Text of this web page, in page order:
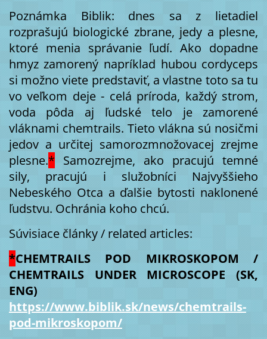
Poznámka Biblik: dnes sa z lietadiel
rozprašujú biologické zbrane, jedy a plesne,
ktoré menia správanie ľudí. Ako dopadne
hmyz zamorený napríklad hubou cordyceps
si možno viete predstaviť, a vlastne toto sa tu
vo veľkom deje - celá príroda, každý strom,
voda pôda aj ľudské telo je zamorené
vláknami chemtrails. Tieto vlákna sú nosičmi
jedov a určitej samorozmnožovacej zrejme
plesne.* Samozrejme, ako pracujú temné
sily, pracujú i služobníci Najvyššieho
Nebeského Otca a ďalšie bytosti naklonené
ľudstvu. Ochránia koho chcú.
Súvisiace články / related articles:
*CHEMTRAILS POD MIKROSKOPOM /
CHEMTRAILS UNDER MICROSCOPE (SK,
ENG)
https://www.biblik.sk/news/chemtrails-
pod-mikroskopom/